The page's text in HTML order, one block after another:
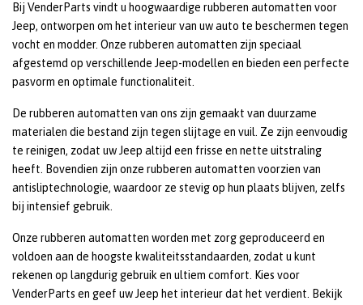
Bij VenderParts vindt u hoogwaardige rubberen automatten voor
Jeep, ontworpen om het interieur van uw auto te beschermen tegen
vocht en modder. Onze rubberen automatten zijn speciaal
afgestemd op verschillende Jeep-modellen en bieden een perfecte
pasvorm en optimale functionaliteit.
De rubberen automatten van ons zijn gemaakt van duurzame
materialen die bestand zijn tegen slijtage en vuil. Ze zijn eenvoudig
te reinigen, zodat uw Jeep altijd een frisse en nette uitstraling
heeft. Bovendien zijn onze rubberen automatten voorzien van
antisliptechnologie, waardoor ze stevig op hun plaats blijven, zelfs
bij intensief gebruik.
Onze rubberen automatten worden met zorg geproduceerd en
voldoen aan de hoogste kwaliteitsstandaarden, zodat u kunt
rekenen op langdurig gebruik en ultiem comfort. Kies voor
VenderParts en geef uw Jeep het interieur dat het verdient. Bekijk